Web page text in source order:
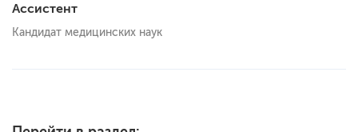
Ассистент
Кандидат медицинских наук